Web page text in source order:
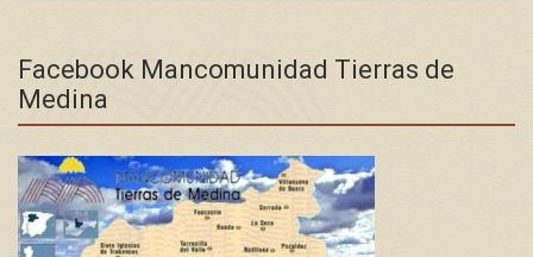
Facebook Mancomunidad Tierras de
Medina